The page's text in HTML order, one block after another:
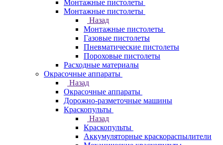
Монтажные пистолеты
Монтажные пистолеты
Назад
Монтажные пистолеты
Газовые пистолеты
Пневматические пистолеты
Пороховые пистолеты
Расходные материалы
Окрасочные аппараты
Назад
Окрасочные аппараты
Дорожно-разметочные машины
Краскопульты
Назад
Краскопульты
Аккумуляторные краскораспылители